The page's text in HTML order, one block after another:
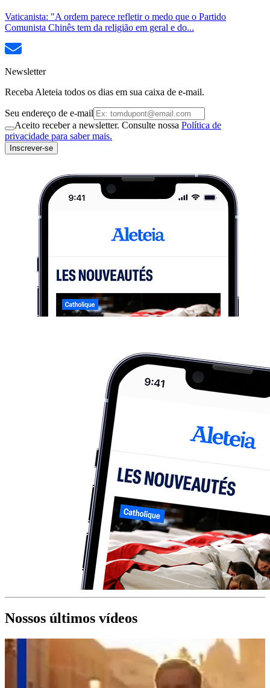
Vaticanista: "A ordem parece refletir o medo que o Partido
Comunista Chinês tem da religião em geral e do...
Newsletter
Receba Aleteia todos os dias em sua caixa de e-mail.
Seu endereço de e-mail
Aceito receber a newsletter. Consulte nossa Política de
privacidade para saber mais.
Inscrever-se
Nossos últimos vídeos